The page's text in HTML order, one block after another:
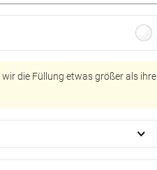
die Füllung etwas größer als ihre